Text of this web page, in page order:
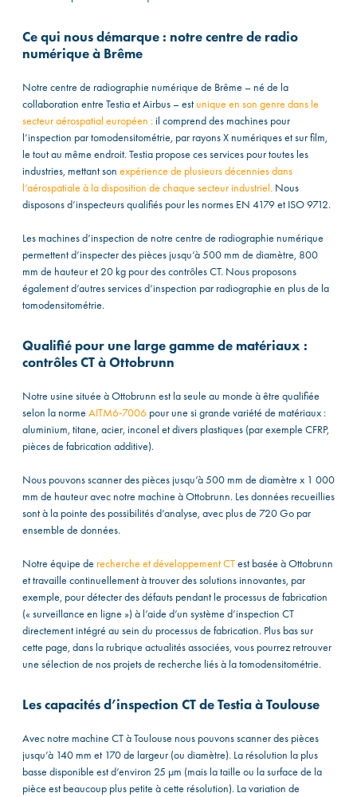
Ce qui nous démarque : notre centre de radio
numérique à Brême
Notre centre de radiographie numérique de Brême – né de la
collaboration entre Testia et Airbus – est unique en son genre dans le
secteur aérospatial européen :il comprend des machines pour
l’inspection par tomodensitométrie, par rayons X numériques et sur film,
le tout au même endroit. Testia propose ces services pour toutes les
industries, mettant son expérience de plusieurs décennies dans
l’aérospatiale à la disposition de chaque secteur industriel.Nous
disposons d’inspecteurs qualifiés pour les normes EN 4179 et ISO 9712.
Les machines d’inspection de notre centre de radiographie numérique
permettent d’inspecter des pièces jusqu’à 500 mm de diamètre, 800
mm de hauteur et 20 kg pour des contrôles CT. Nous proposons
également d’autres services d’inspection par radiographie en plus de la
tomodensitométrie.
Qualifié pour une large gamme de matériaux :
contrôles CT à Ottobrunn
Notre usine située à Ottobrunn est la seule au monde à être qualifiée
selon la norme AITM6-7006pour une si grande variété de matériaux :
aluminium, titane, acier, inconel et divers plastiques (par exemple CFRP,
pièces de fabrication additive).
Nous pouvons scanner des pièces jusqu’à 500 mm de diamètre x 1 000
mm de hauteur avec notre machine à Ottobrunn. Les données recueillies
sont à la pointe des possibilités d’analyse, avec plus de 720 Go par
ensemble de données.
Notre équipe de recherche et développement CTest basée à Ottobrunn
et travaille continuellement à trouver des solutions innovantes, par
exemple, pour détecter des défauts pendant le processus de fabrication
(« surveillance en ligne ») à l’aide d’un système d’inspection CT
directement intégré au sein du processus de fabrication. Plus bas sur
cette page, dans la rubrique actualités associées, vous pourrez retrouver
une sélection de nos projets de recherche liés à la tomodensitométrie.
Les capacités d’inspection CT de Testia à Toulouse
Avec notre machine CT à Toulouse nous pouvons scanner des pièces
jusqu’à 140 mm et 170 de largeur (ou diamètre). La résolution la plus
basse disponible est d’environ 25 µm (mais la taille ou la surface de la
pièce est beaucoup plus petite à cette résolution). La variation de